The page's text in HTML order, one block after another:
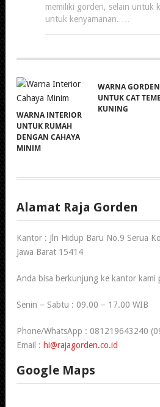
memiliki gorden, selain untuk
untuk kenyamanan. …
WARNA INTERIOR
UNTUK RUMAH
DENGAN CAHAYA
MINIM
WARNA GORDEN
UNTUK CAT
KUNING
Alamat Raja Gorden
Kantor : Jln Hidup Baru No.9 Serua
Jawa Barat 15414
Anda bisa berkunjung ke kantor kami
Senin – Sabtu : 09.00 – 17.00 WIB
Phone/WhatsApp : 081219643240
Email : hi@rajagorden.co.id
Google Maps